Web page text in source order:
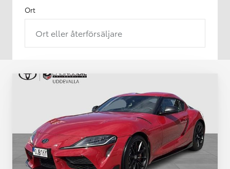
Ort
Ort eller återförsäljare